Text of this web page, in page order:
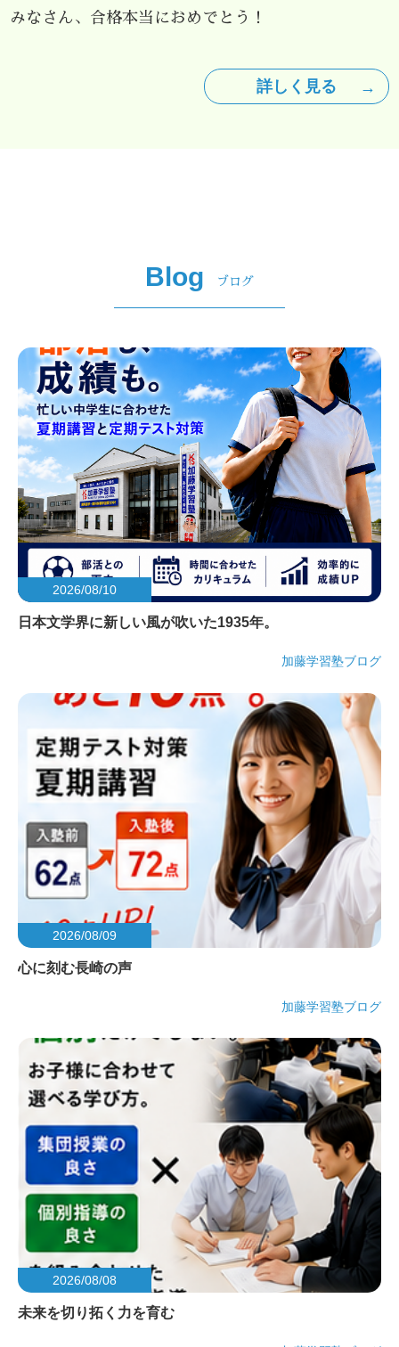
みなさん、合格本当におめでとう！
詳しく見る
Blog ブログ
2026/08/10
日本文学界に新しい風が吹いた1935年。
加藤学習塾ブログ
2026/08/09
心に刻む長崎の声
加藤学習塾ブログ
2026/08/08
未来を切り拓く力を育む